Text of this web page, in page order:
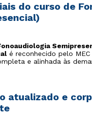
orofacial: trabalho
deglutição,
apneia;
e voz profissional:
de distúrbios vocais
tecnologia: consultoria
podcasts, assistentes
comunicacional.
do curso de
é reconhecido pelo
e alinhada às
atualizado e